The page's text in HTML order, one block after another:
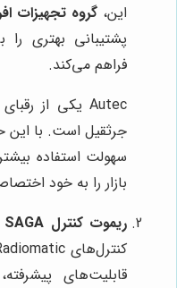
این، گروه تجهیزات
فراهم می‌کند.
سهولت استفاده
بازار را به خود
ریموت کنترل SAGA در برابر HBC Radiomatic:
قابلیت‌های